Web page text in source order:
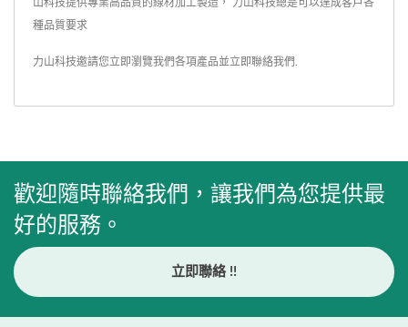
山科技提供專業高品質的線材加工製造， 力山科技總是可以達成客戶各
種品質要求
力山科技邀請您立即瀏覽我們各項產品並 立即聯絡我們
歡迎隨時聯絡我們，讓我們為您提供最
好的服務。
立即聯絡 !!